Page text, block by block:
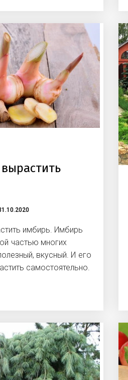
имбирь. Имбирь
частью многих
вкусный. И его
самостоятельно.